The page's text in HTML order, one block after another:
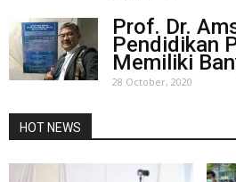
Prof. Dr.
Pendidikan
Memiliki
28 October, 2020
HOT NEWS